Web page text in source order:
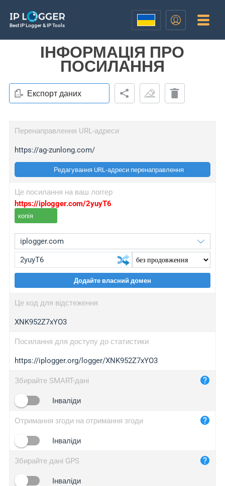
Best IP Logger & IP Tools
ІНФОРМАЦІЯ ПРО
ПОСИЛАННЯ
Експорт даних
Перенаправлення URL-адреси
https://ag-zunlong.com/
Редагування URL-адреси перенаправлення
Це посилання на ваш логгер
https://iplogger.com/2yuyT6
копія
wl.gl
ed.tc
iplogger.com
maper.info
2no.co
yip.su
iplogger.info
Додайте власний домен
Це код для відстеження
XNK952Z7xYO3
Посилання для доступу до статистики
https://iplogger.org/logger/XNK952Z7xYO3
Збирайте SMART-дані
Інваліди
Отримання згоди на отримання згоди
Інваліди
Збирайте дані GPS
Інваліди